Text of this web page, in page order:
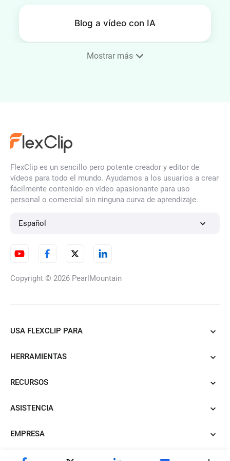
Blog a vídeo con IA
Creador de animaciones de
logotipos con IA
Creador de animaciones 3D
Mostrar más
FlexClip es un sencillo pero potente creador y editor de
vídeos para todo el mundo. Ayudamos a los usuarios a crear
fácilmente contenido en vídeo apasionante para uso
personal o comercial sin ninguna curva de aprendizaje.
Español
Copyright © 2026 PearlMountain
USA FLEXCLIP PARA
HERRAMIENTAS
RECURSOS
ASISTENCIA
EMPRESA